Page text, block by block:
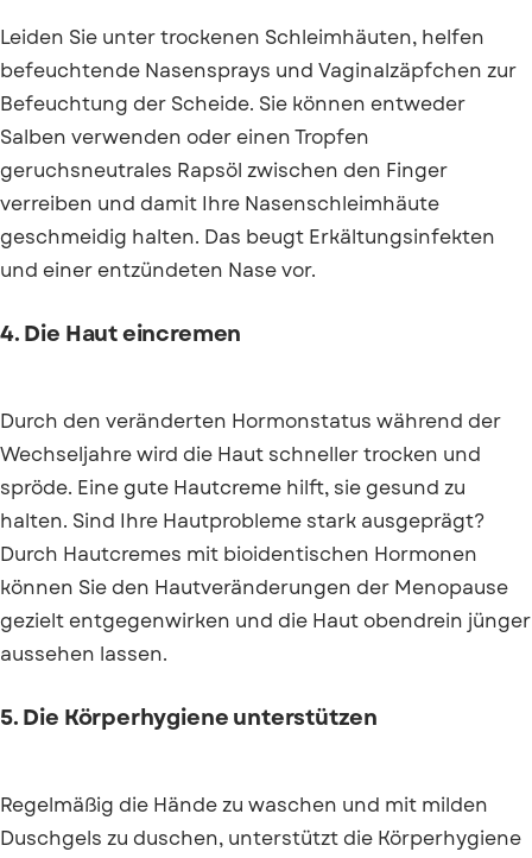
Leiden Sie unter trockenen Schleimhäuten, helfen
befeuchtende Nasensprays und Vaginalzäpfchen zur
Befeuchtung der Scheide. Sie können entweder
Salben verwenden oder einen Tropfen
geruchsneutrales Rapsöl zwischen den Finger
verreiben und damit Ihre Nasenschleimhäute
geschmeidig halten. Das beugt Erkältungsinfekten
und einer entzündeten Nase vor.
4. Die Haut eincremen
Durch den veränderten Hormonstatus während der
Wechseljahre wird die Haut schneller trocken und
spröde. Eine gute Hautcreme hilft, sie gesund zu
halten. Sind Ihre Hautprobleme stark ausgeprägt?
Durch Hautcremes mit bioidentischen Hormonen
können Sie den Hautveränderungen der Menopause
gezielt entgegenwirken und die Haut obendrein jünger
aussehen lassen.
5. Die Körperhygiene unterstützen
Regelmäßig die Hände zu waschen und mit milden
Duschgels zu duschen, unterstützt die Körperhygiene